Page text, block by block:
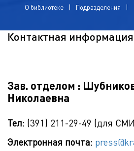
О библиотеке Подразделения
Контактная информация
Зав. отделом :
Николаевна
Тел: (391) 211-29-49 (для
Электронная почта: